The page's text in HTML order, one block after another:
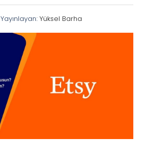
Yayınlayan: Yüksel Barha